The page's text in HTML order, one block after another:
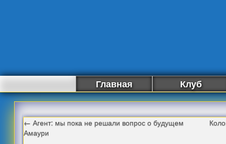
Главная Клуб
← Агент: мы пока не решали вопрос о будущем
Амаури